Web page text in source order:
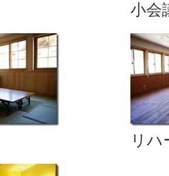
小会
リハ